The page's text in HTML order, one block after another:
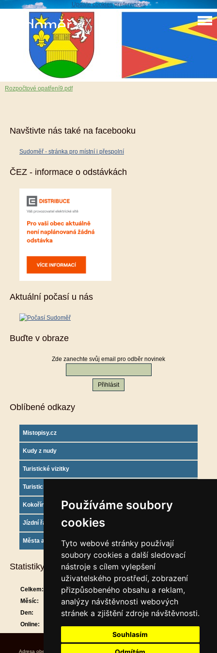
Používáme soubory
cookies
Tyto webové stránky používají
soubory cookies a další sledovací
nástroje s cílem vylepšení
uživatelského prostředí, zobrazení
přizpůsobeného obsahu a reklam,
analýzy návštěvnosti webových
stránek a zjištění zdroje návštěvnosti.
Souhlasím
Update cookies preferences
Sudoměř
Rozpočtové opatření 9
1. 10. 2017
Rozpočtové opatření9.pdf
Navštivte nás také na facebooku
Sudoměř - stránka pro místní i přespolní
ČEZ - informace o odstávkách
Aktuální počasí u nás
Buďte v obraze
Zde zanechte svůj email pro odběr novinek
Oblíbené odkazy
Mistopisy.cz
Kudy z nudy
Turistické vizitky
Turistický deník
Kokořínsko info
Jízdní řády
Města a obce
Statistiky
Online:
Celkem:
911412
Měsíc:
29926
Den:
Adresa obecního úřadu Úřední